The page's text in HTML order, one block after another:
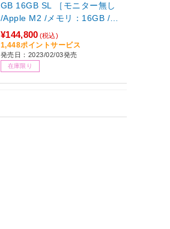
GB 16GB SL ［モニター無し
/Apple M2 /メモリ：16GB /S
SD：512GB /2023年モデル］
¥144,800 (税込)
1,448ポイントサービス
発売日：2023/02/03発売
在庫限り